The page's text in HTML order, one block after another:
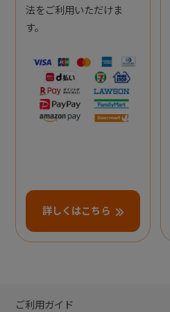
法をご利用いただけま
す。
詳しくはこちら
ご利用ガイド